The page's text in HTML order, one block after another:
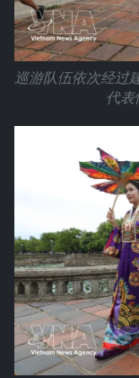
巡游队伍依次经过
代表